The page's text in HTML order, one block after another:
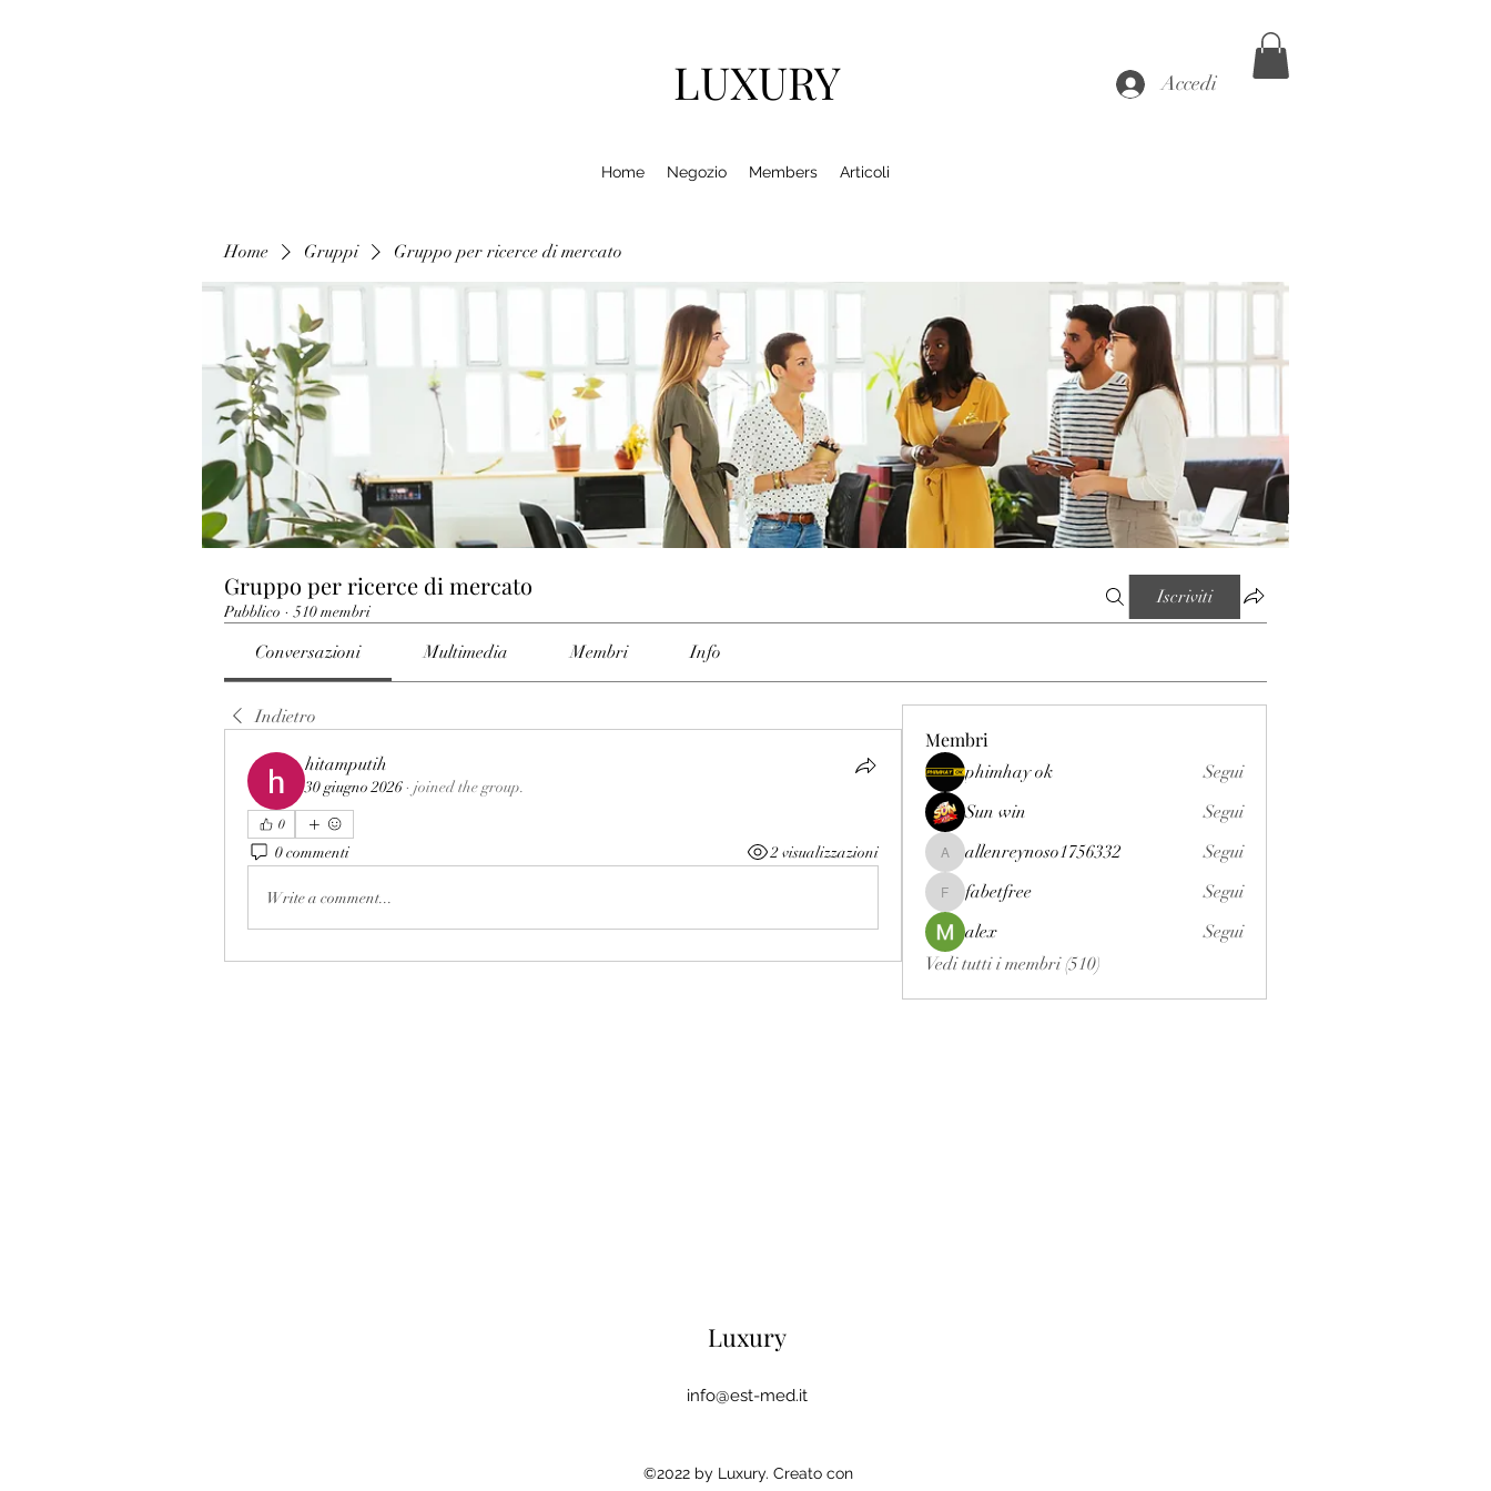
LUXURY Accedi
Home Negozio Members Articoli
Home Gruppi Gruppo per ricerce di mercato
Gruppo per ricerce di mercato
Pubblico · 510 membri
Iscriviti
Conversazioni Multimedia Membri Info
Indietro
hitamputih
30 giugno 2026 · joined the group.
0
0 commenti 2 visualizzazioni
Write a comment...
Membri
phimhay ok
Segui
Sun win
Segui
allenreynoso1756332
allenreynoso1756332 Segui
fabetfree
fabetfree
Segui
alex
Segui
Vedi tutti i membri (510)
Luxury
info@est-med.it
©2022 by Luxury. Creato con